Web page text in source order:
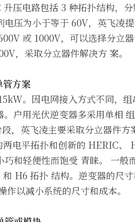
压电路包括 3 种拓扑结构，
压为小于等于 60V，英飞凌
或 1000V，可以选择分立
，采取分立器件解决方 案。
管方案
。因电网接入方式不同，
户用光伏逆变器多采用单相 组
，英飞凌主要采取分立器件方
电平拓扑和创新的 HERIC、
和轻便性而饱受 青睐。 一般
H6 拓扑 结构。逆变器的尺
以减小系统的尺寸和成本。